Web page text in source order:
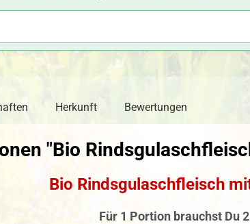
Herkunft Bewertungen
"Bio
Bio Rindsgulaschfleisch
Für 1 Portion brauchst Du